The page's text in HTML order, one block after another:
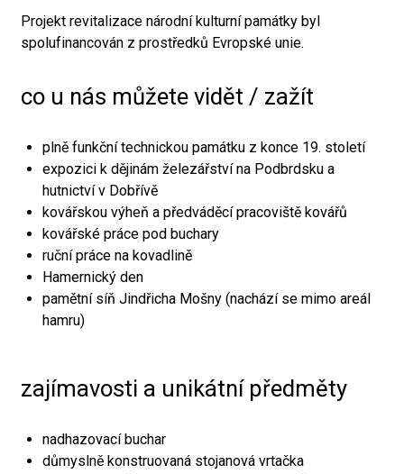
Projekt revitalizace národní kulturní památky byl
spolufinancován z prostředků Evropské unie.
co u nás můžete vidět / zažít
plně funkční technickou památku z konce 19. století
expozici k dějinám železářství na Podbrdsku a
hutnictví v Dobřívě
kovářskou výheň a předváděcí pracoviště kovářů
kovářské práce pod buchary
ruční práce na kovadlině
Hamernický den
pamětní síň Jindřicha Mošny (nachází se mimo areál
hamru)
zajímavosti a unikátní předměty
nadhazovací buchar
důmyslně konstruovaná stojanová vrtačka